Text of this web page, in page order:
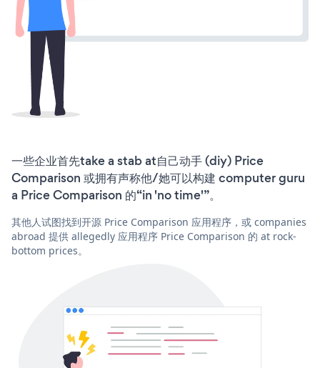
一些企业首先take a stab at自己动手 (diy) Price
Comparison 或拥有声称他/她可以构建 computer guru
a Price Comparison 的“in 'no time'”。
其他人试图找到开源 Price Comparison 应用程序，或 companies
abroad 提供 allegedly 应用程序 Price Comparison 的 at rock-
bottom prices。